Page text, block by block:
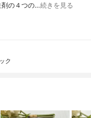
剤の４つの…続きを見る
ク